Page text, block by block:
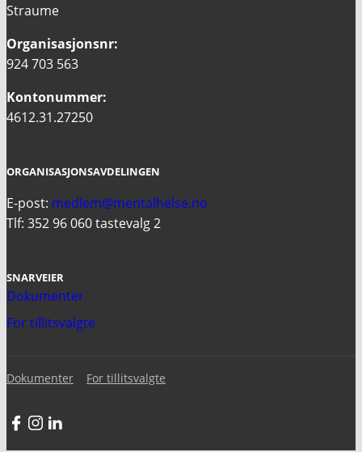
Straume
Organisasjonsnr:
924 703 563
Kontonummer:
4612.31.27250
ORGANISASJONSAVDELINGEN
E-post: medlem@mentalhelse.no
Tlf: 352 96 060 tastevalg 2
SNARVEIER
Dokumenter
For tillitsvalgte
Dokumenter For tillitsvalgte